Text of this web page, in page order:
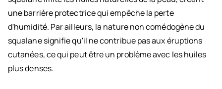
une barrière protectrice qui empêche la perte
d'humidité. Par ailleurs, la nature non comédogène du
squalane signifie qu'il ne contribue pas aux éruptions
cutanées, ce qui peut être un problème avec les huiles
plus denses.